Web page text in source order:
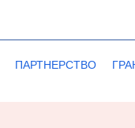
ПАРТНЕРСТВО